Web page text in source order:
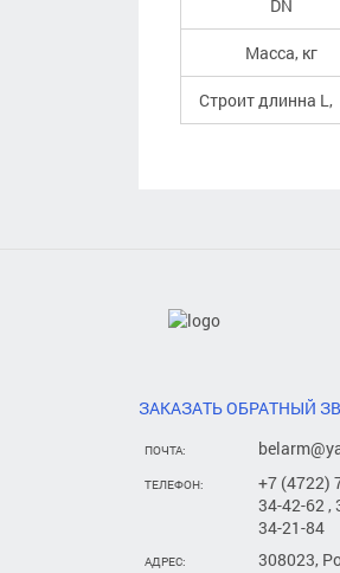
DN
Масса, кг
Строит длинна
ЗАКАЗАТЬ ОБРАТНЫЙ
ПОЧТА:
ТЕЛЕФОН:
+7 (4722)
34-42-62 ,
34-21-84
АДРЕС:
308023,